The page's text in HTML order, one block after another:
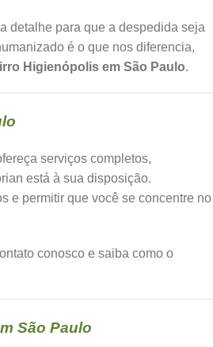
detalhe para que a despedida seja
é o que nos diferencia,
Higienópolis em São Paulo.
serviços completos,
está à sua disposição.
e permitir que você se concentre no
conosco e saiba como o
São Paulo